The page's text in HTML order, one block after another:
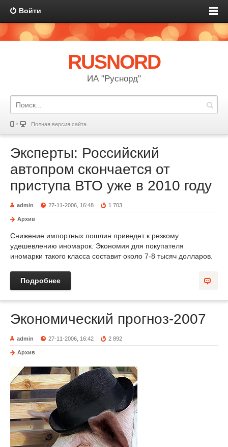
Войти
RUSNORD
ИА "Руснорд"
Полная версия сайта
Эксперты: Российский
автопром скончается от
приступа ВТО уже в 2010 году
admin 27-11-2006, 16:48 1 703
Архив
Снижение импортных пошлин приведет к резкому
удешевлению иномарок. Экономия для покупателя
иномарки такого класса составит около 7-8 тысяч долларов.
Подробнее
Экономический прогноз-2007
admin 27-11-2006, 16:42 2 892
Архив